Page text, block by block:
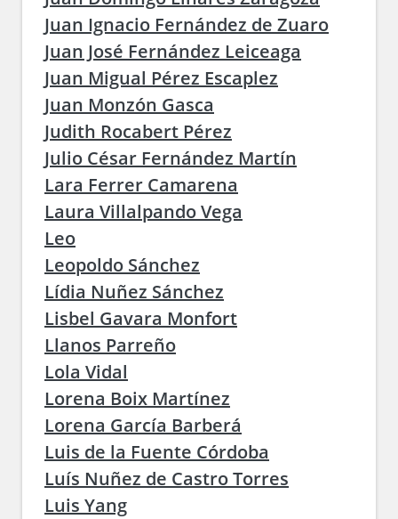
Juan Ignacio Fernández de Zuaro
Juan José Fernández Leiceaga
Juan Migual Pérez Escaplez
Juan Monzón Gasca
Judith Rocabert Pérez
Julio César Fernández Martín
Lara Ferrer Camarena
Laura Villalpando Vega
Leo
Leopoldo Sánchez
Lídia Nuñez Sánchez
Lisbel Gavara Monfort
Llanos Parreño
Lola Vidal
Lorena Boix Martínez
Lorena García Barberá
Luis de la Fuente Córdoba
Luís Nuñez de Castro Torres
Luis Yang